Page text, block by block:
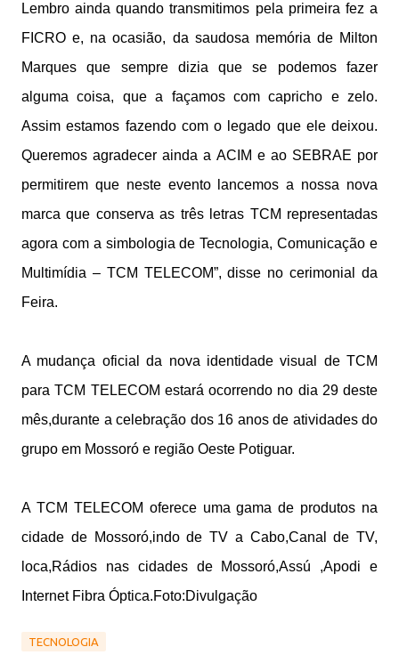
Lembro ainda quando transmitimos pela primeira fez a
FICRO e, na ocasião, da saudosa memória de Milton
Marques que sempre dizia que se podemos fazer
alguma coisa, que a façamos com capricho e zelo.
Assim estamos fazendo com o legado que ele deixou.
Queremos agradecer ainda a ACIM e ao SEBRAE por
permitirem que neste evento lancemos a nossa nova
marca que conserva as três letras TCM representadas
agora com a simbologia de Tecnologia, Comunicação e
Multimídia – TCM TELECOM”, disse no cerimonial da
Feira.
A mudança oficial da nova identidade visual de TCM
para TCM TELECOM estará ocorrendo no dia 29 deste
mês,durante a celebração dos 16 anos de atividades do
grupo em Mossoró e região Oeste Potiguar.
A TCM TELECOM oferece uma gama de produtos na
cidade de Mossoró,indo de TV a Cabo,Canal de TV,
loca,Rádios nas cidades de Mossoró,Assú ,Apodi e
Internet Fibra Óptica.Foto:Divulgação
TECNOLOGIA